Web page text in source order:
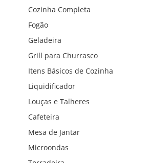
Cozinha Completa
Fogão
Geladeira
Grill para Churrasco
Itens Básicos de Cozinha
Liquidificador
Louças e Talheres
Cafeteira
Mesa de Jantar
Microondas